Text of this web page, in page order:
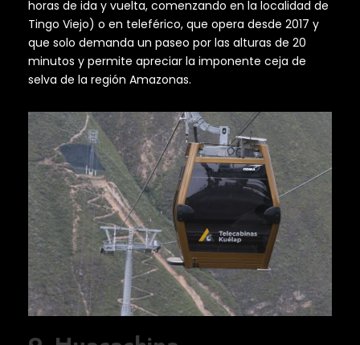
horas de ida y vuelta, comenzando en la localidad de
Tingo Viejo) o en teleférico, que opera desde 2017 y
que solo demanda un paseo por las alturas de 20
minutos y permite apreciar la imponente ceja de
selva de la región Amazonas.